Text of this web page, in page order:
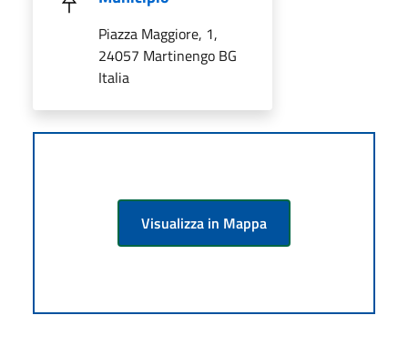
Piazza Maggiore, 1,
24057 Martinengo BG
Italia
Visualizza in Mappa